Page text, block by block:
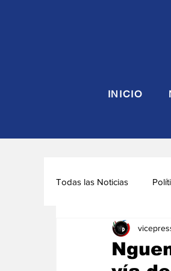
INICIO
Todas las Noticias
Seguridad y Defensa